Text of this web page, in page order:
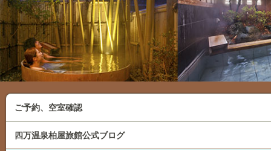
ご予約、空室確認
四万温泉柏屋旅館公式ブログ